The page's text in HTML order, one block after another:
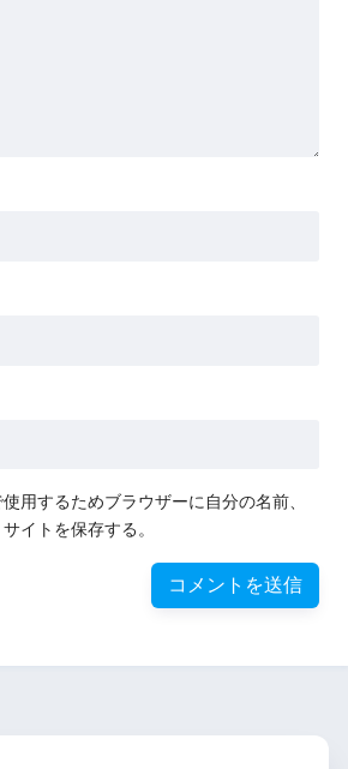
用するためブラウザーに自分の名前、
イトを保存する。